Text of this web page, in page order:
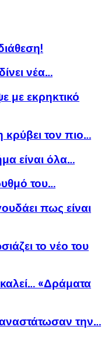
νέα…
με εκρηκτικό
τον πιο…
είναι όλα…
του…
πως είναι
το νέο του
«Δράματα
αναστάτωσαν την…